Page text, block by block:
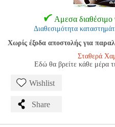
Αμεσα διαθέσιμο
Διαθεσιμότητα
Χωρίς έξοδα αποστολής για
Σταθερά
Εδώ θα βρείτε κάθε μέρα
Wishlist
Share